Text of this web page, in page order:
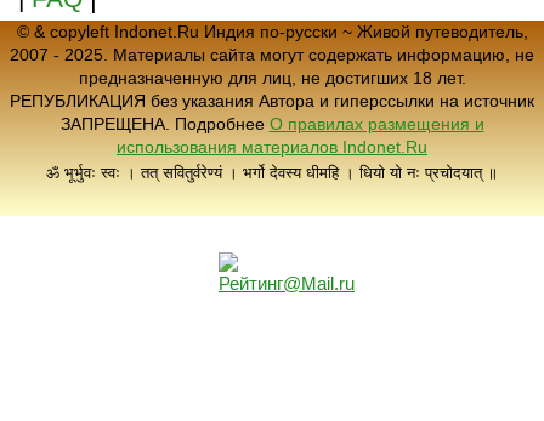
© & copyleft Indonet.Ru Индия по-русски ~ Живой путеводитель,
2007 - 2025. Материалы сайта могут содержать информацию, не
предназначенную для лиц, не достигших 18 лет.
РЕПУБЛИКАЦИЯ без указания Автора и гиперссылки на источник
ЗАПРЕЩЕНА. Подробнее О правилах размещения и
использования материалов Indonet.Ru
ॐ भूर्भुवः स्वः । तत् सवितुर्वरेण्यं । भर्गो देवस्य धीमहि । धियो यो नः प्रचोदयात् ॥